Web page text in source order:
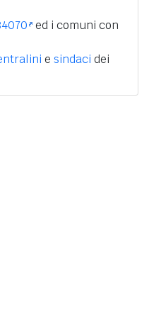
ed i comuni con
e sindaci dei